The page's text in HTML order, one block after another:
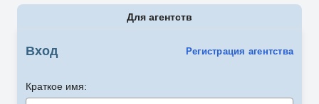
Для агентств
Вход Регистрация агентства
Краткое имя: